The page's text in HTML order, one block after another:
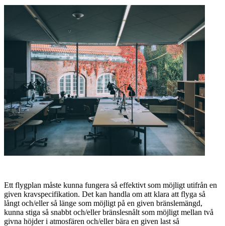
Ett flygplan måste kunna fungera så effektivt som möjligt utifrån en
given kravspecifikation. Det kan handla om att klara att flyga så
långt och/eller så länge som möjligt på en given bränslemängd,
kunna stiga så snabbt och/eller bränslesnålt som möjligt mellan två
givna höjder i atmosfären och/eller bära en given last så